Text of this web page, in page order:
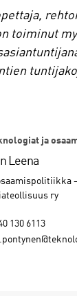
toiminut
ja
Leena
ry
130 6113